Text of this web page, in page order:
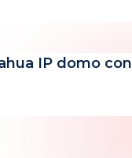
IP domo con